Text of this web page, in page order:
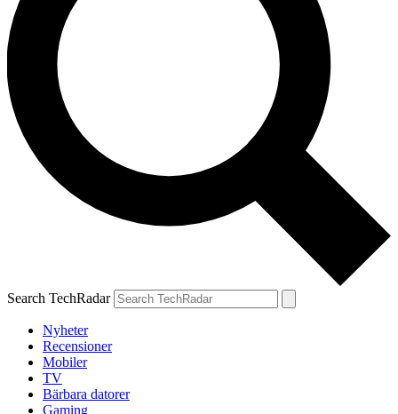
Search TechRadar
Nyheter
Recensioner
Mobiler
TV
Bärbara datorer
Gaming